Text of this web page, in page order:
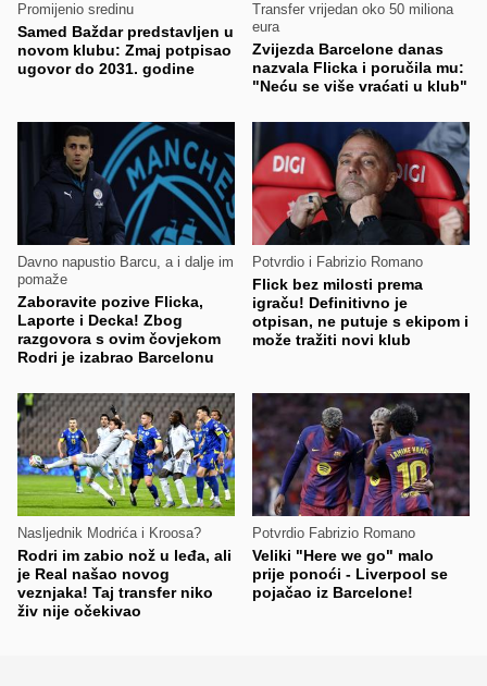
Promijenio sredinu
Samed Baždar predstavljen u
novom klubu: Zmaj potpisao
ugovor do 2031. godine
Transfer vrijedan oko 50 miliona
eura
Zvijezda Barcelone danas
nazvala Flicka i poručila mu:
"Neću se više vraćati u klub"
Davno napustio Barcu, a i dalje im
pomaže
Zaboravite pozive Flicka,
Laporte i Decka! Zbog
razgovora s ovim čovjekom
Rodri je izabrao Barcelonu
Potvrdio i Fabrizio Romano
Flick bez milosti prema
igraču! Definitivno je
otpisan, ne putuje s ekipom i
može tražiti novi klub
Nasljednik Modrića i Kroosa?
Rodri im zabio nož u leđa, ali
je Real našao novog
veznjaka! Taj transfer niko
živ nije očekivao
Potvrdio Fabrizio Romano
Veliki "Here we go" malo
prije ponoći - Liverpool se
pojačao iz Barcelone!